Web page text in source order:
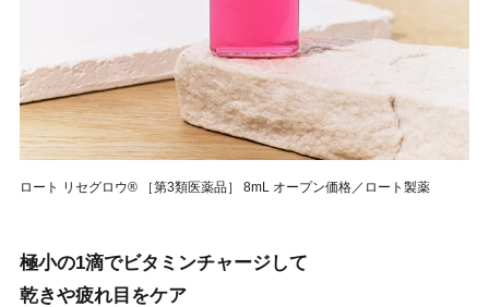
ロート リセグロウ®︎ ［第3類医薬品］ 8mL オープン価格／ロート製薬
極小の1滴でビタミンチャージして
乾きや疲れ目をケア